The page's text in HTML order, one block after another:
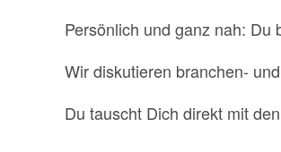
Persönlich und ganz nah: Du
Wir diskutieren branchen-
Du tauscht Dich direkt mit